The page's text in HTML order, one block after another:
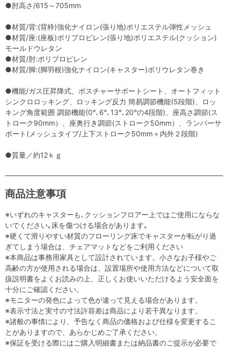
●肘高さ/615～705mm
●材質/背:(背枠)強化ナイロン(張り地)ポリエステル弾性メッシュ
●材質/座:(座板)ポリプロピレン(張り地)ポリエステル(クッション)
モールドウレタン
●材質/肘:ポリプロピレン
●材質/脚:(脚羽根)強化ナイロン(キャスター)ポリウレタン巻き
●機能/ガス圧昇降式、ポスチャーサポートシート、オートフィット
シンクロロッキング、ロッキング反力 簡易調節機能(5段階)、ロッ
キング角度範囲 調節機能(0°､6°､13°､20°の4段階)、座高さ調節(ス
トローク90mm）、座奥行き調節(ストローク50mm）、ランバーサ
ポート(メッシュタイプ/上下ストローク50mm＋内外２段階)
●質量／約12ｋｇ
商品注意事項
※いずれのキャスターも､クッションフロアー上ではご使用にならな
いでください｡床を傷つける場合があります｡
※硬くて滑りやすい材質のフローリング床でキャスターが転がり過
ぎてしまう場合は、チェアマットなどをご利用ください
※本商品は事務用家具として設計されています。小さなお子様やご
高齢の方が使用される場合は、設置場所や使用方法などについて取
扱説明書をよくお読みの上、正しくお使いいただけるよう安全面を
十分にご確認ください。
※モニターの発色によって色が違って見える場合があります。
※表示寸法と実寸の寸法許容差は商品により若干異なります。
※諸般の事情により、予告なく商品の価格および仕様を変更するこ
とがありますので、あらかじめご了承ください。
※保証を受ける際にはご購入明細書または納品書のご提示が必要で